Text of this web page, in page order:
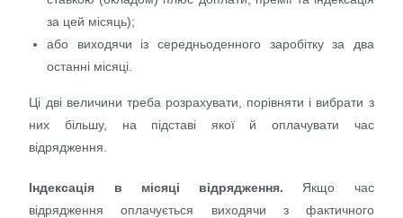
за цей місяць);
або виходячи із середньоденного заробітку за два
останні місяці.
Ці дві величини треба розрахувати, порівняти і вибрати з
них більшу, на підставі якої й оплачувати час
відрядження.
Індексація в місяці відрядження. Якщо час
відрядження оплачується виходячи з фактичного